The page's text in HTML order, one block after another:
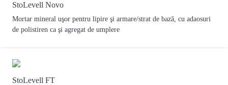
StoLevell Novo
Mortar mineral uşor pentru lipire şi armare/strat de bază, cu adaosuri
de polistiren ca şi agregat de umplere
StoLevell FT